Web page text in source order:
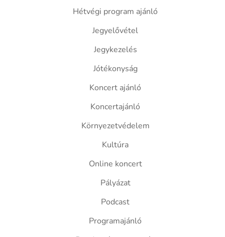
Hétvégi program ajánló
Jegyelővétel
Jegykezelés
Jótékonyság
Koncert ajánló
Koncertajánló
Környezetvédelem
Kultúra
Online koncert
Pályázat
Podcast
Programajánló